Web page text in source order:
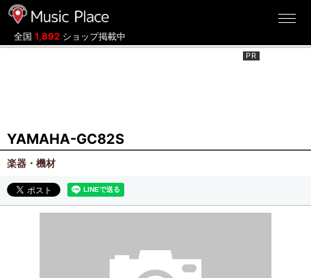
全国 1,892 ショップ掲載中
YAMAHA-GC82S
楽器・機材